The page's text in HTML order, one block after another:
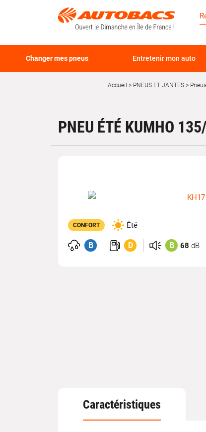
Changer mes pneus Entretenir mon auto
Accueil PNEUS ET JANTES
PNEU ÉTÉ KUMHO
CONFORT Été
B D B 68 dB
Caractéristiques